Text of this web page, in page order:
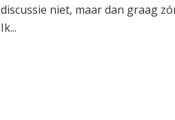
discussie niet, maar dan graag
Ik...